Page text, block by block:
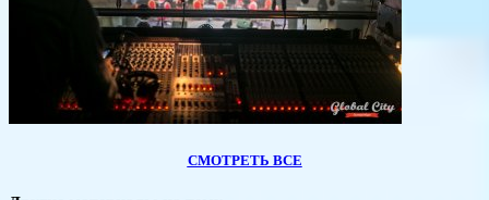
СМОТРЕТЬ ВСЕ